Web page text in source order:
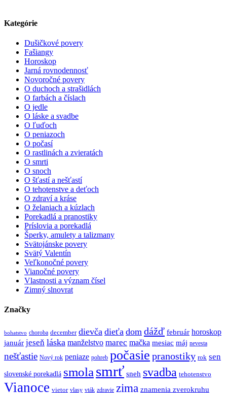
Kategórie
Dušičkové povery
Fašiangy
Horoskop
Jarná rovnodennosť
Novoročné povery
O duchoch a strašidlách
O farbách a číslach
O jedle
O láske a svadbe
O ľuďoch
O peniazoch
O počasí
O rastlinách a zvieratách
O smrti
O snoch
O šťastí a nešťastí
O tehotenstve a deťoch
O zdraví a kráse
O želaniach a kúzlach
Porekadlá a pranostiky
Príslovia a porekadlá
Šperky, amulety a talizmany
Svätojánske povery
Svätý Valentín
Veľkonočné povery
Vianočné povery
Vlastnosti a význam čísel
Zimný slnovrat
Značky
bohatstvo choroba december dievča dieťa dom dážď február horoskop
január jeseň láska manželstvo marec mačka mesiac máj nevesta
nešťastie Nový rok peniaze pohreb počasie pranostiky rok sen
slovenské porekadlá smola smrť sneh svadba tehotenstvo
Vianoce vietor vlasy vták zdravie zima znamenia zverokruhu